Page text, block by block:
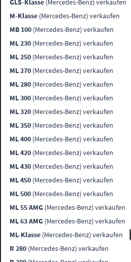
GLS-Klasse (Mercedes-Benz) verkaufen
M-Klasse (Mercedes-Benz) verkaufen
MB 100 (Mercedes-Benz) verkaufen
ML 230 (Mercedes-Benz) verkaufen
ML 250 (Mercedes-Benz) verkaufen
ML 270 (Mercedes-Benz) verkaufen
ML 280 (Mercedes-Benz) verkaufen
ML 300 (Mercedes-Benz) verkaufen
ML 320 (Mercedes-Benz) verkaufen
ML 350 (Mercedes-Benz) verkaufen
ML 400 (Mercedes-Benz) verkaufen
ML 420 (Mercedes-Benz) verkaufen
ML 430 (Mercedes-Benz) verkaufen
ML 450 (Mercedes-Benz) verkaufen
ML 500 (Mercedes-Benz) verkaufen
ML 55 AMG (Mercedes-Benz) verkaufen
ML 63 AMG (Mercedes-Benz) verkaufen
ML-Klasse (Mercedes-Benz) verkaufen
R 280 (Mercedes-Benz) verkaufen